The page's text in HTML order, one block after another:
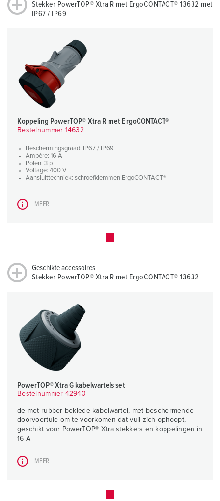
Stekker PowerTOP® Xtra R met ErgoCONTACT® 13632 met
IP67 / IP69
Koppeling PowerTOP® Xtra R met ErgoCONTACT®
Bestelnummer 14632
Beschermingsgraad: IP67 / IP69
Ampère: 16 A
Polen: 3 p
Voltage: 400 V
Aansluittechniek: schroefklemmen ErgoCONTACT®
MEER
Geschikte accessoires
Stekker PowerTOP® Xtra R met ErgoCONTACT® 13632
PowerTOP® Xtra G kabelwartels set
Bestelnummer 42940
de met rubber beklede kabelwartel, met beschermende
doorvoertule om te voorkomen dat vuil zich ophoopt,
geschikt voor PowerTOP® Xtra stekkers en koppelingen in
16 A
MEER